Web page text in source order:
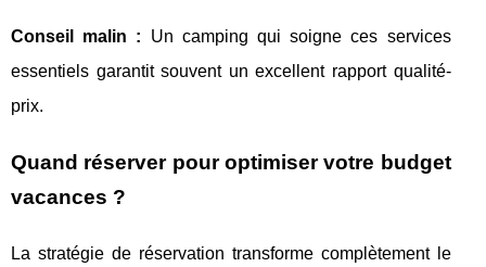
Conseil malin : Un camping qui soigne ces services
essentiels garantit souvent un excellent rapport qualité-
prix.
Quand réserver pour optimiser votre budget
vacances ?
La stratégie de réservation transforme complètement le